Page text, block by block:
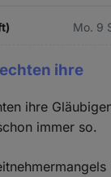
Mo. 9
ihre
ihre
immer so.